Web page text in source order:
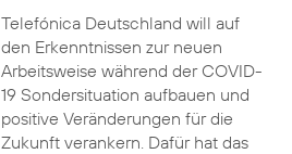
Telefónica Deutschland will auf
den Erkenntnissen zur neuen
Arbeitsweise während der COVID-
19 Sondersituation aufbauen und
positive Veränderungen für die
Zukunft verankern. Dafür hat das